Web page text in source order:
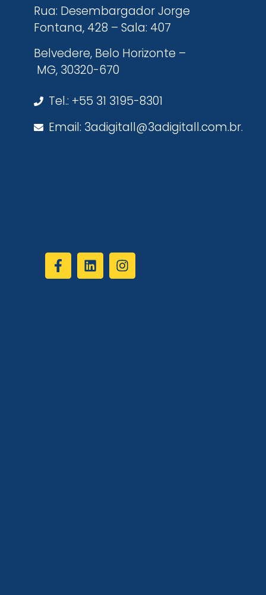
Rua: Desembargador Jorge
Fontana, 428 – Sala: 407
Belvedere, Belo Horizonte –
MG, 30320-670
Tel.: +55 31 3195-8301
Email: 3adigitall@3adigitall.com.br.